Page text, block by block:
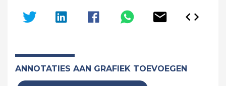
ANNOTATIES AAN GRAFIEK TOEVOEGEN